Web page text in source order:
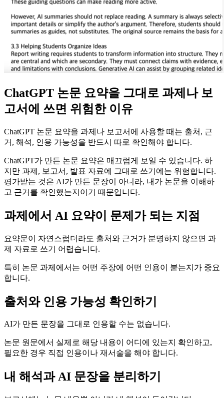
ChatGPT 논문 요약을 그대로 과제나 보
고서에 쓰면 위험한 이유
ChatGPT 논문 요약을 과제나 보고서에 사용할 때는 출처, 근
거, 해석, 인용 가능성을 반드시 따로 확인해야 합니다.
ChatGPT가 만든 논문 요약은 매끄럽게 보일 수 있습니다. 하
지만 과제, 보고서, 발표 자료에 그대로 쓰기에는 위험합니다.
평가받는 것은 AI가 만든 문장이 아니라, 내가 논문을 이해하
고 근거를 확인했는지이기 때문입니다.
과제에서 AI 요약이 문제가 되는 지점
요약문이 자연스럽더라도 출처와 근거가 분명하지 않으면 과
제 자료로 쓰기 어렵습니다.
특히 논문 과제에서는 어떤 주장에 어떤 인용이 붙는지가 중요
합니다.
출처와 인용 가능성 확인하기
AI가 만든 문장을 그대로 인용할 수는 없습니다.
논문 원문에서 실제로 해당 내용이 어디에 있는지 확인하고,
필요한 경우 직접 인용이나 재서술을 해야 합니다.
내 해석과 AI 문장을 분리하기